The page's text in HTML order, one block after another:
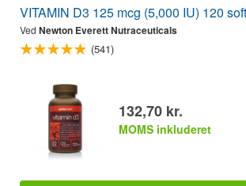
VITAMIN D3 125 mcg (5,000 IU) 120
Ved Newton Everett Nutraceuticals
(541)
132,70 kr.
MOMS inkluderet